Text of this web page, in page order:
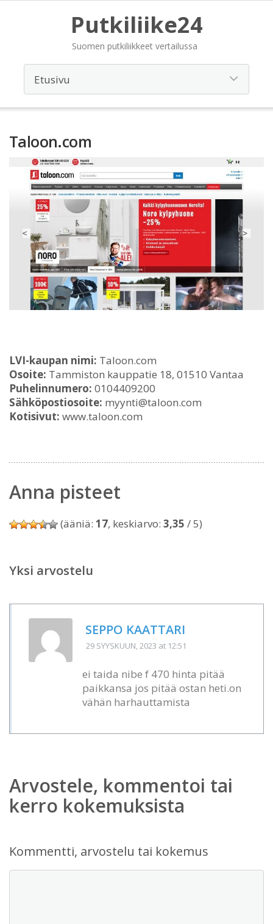
Putkiliike24
Suomen putkiliikkeet vertailussa
Taloon.com
LVI-kaupan nimi: Taloon.com
Osoite: Tammiston kauppatie 18, 01510 Vantaa
Puhelinnumero: 0104409200
Sähköpostiosoite: myynti@taloon.com
Kotisivut: www.taloon.com
Anna pisteet
(ääniä: 17, keskiarvo: 3,35 / 5)
Yksi arvostelu
SEPPO KAATTARI
29 SYYSKUUN, 2023 at 12:51
ei taida nibe f 470 hinta pitää
paikkansa jos pitää ostan heti.on
vähän harhauttamista
Arvostele, kommentoi tai
kerro kokemuksista
Kommentti, arvostelu tai kokemus